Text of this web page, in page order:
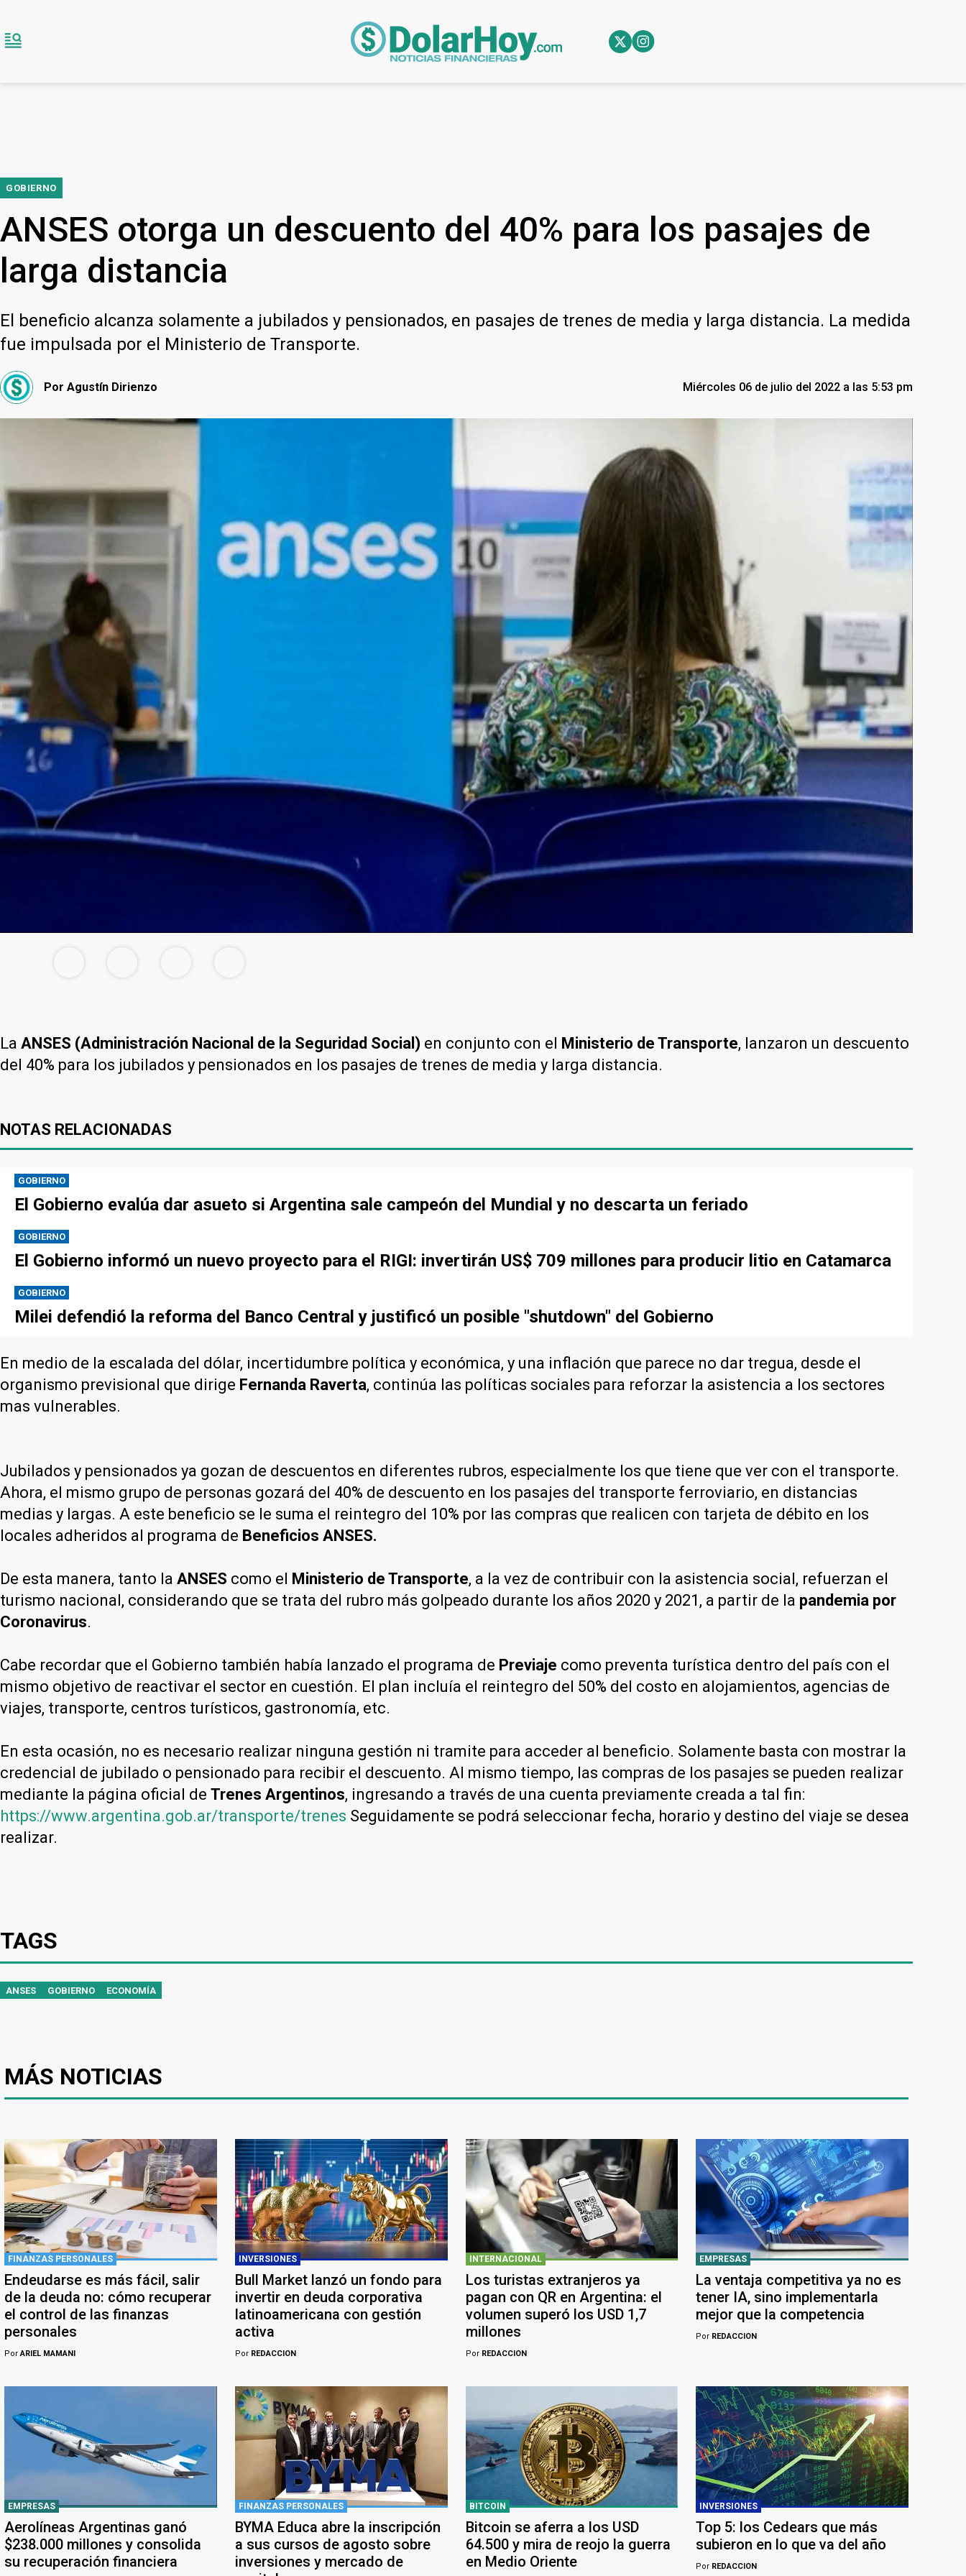
GOBIERNO
ANSES otorga un descuento del 40% para los pasajes de
larga distancia
El beneficio alcanza solamente a jubilados y pensionados, en pasajes de trenes de media y larga distancia. La medida
fue impulsada por el Ministerio de Transporte.
Por Agustín Dirienzo Miércoles 06 de julio del 2022 a las 5:53 pm
La ANSES (Administración Nacional de la Seguridad Social) en conjunto con el Ministerio de Transporte, lanzaron un descuento
del 40% para los jubilados y pensionados en los pasajes de trenes de media y larga distancia.
NOTAS RELACIONADAS
GOBIERNO
El Gobierno evalúa dar asueto si Argentina sale campeón del Mundial y no descarta un feriado
GOBIERNO
El Gobierno informó un nuevo proyecto para el RIGI: invertirán US$ 709 millones para producir litio en Catamarca
GOBIERNO
Milei defendió la reforma del Banco Central y justificó un posible "shutdown" del Gobierno
En medio de la escalada del dólar, incertidumbre política y económica, y una inflación que parece no dar tregua, desde el
organismo previsional que dirige Fernanda Raverta, continúa las políticas sociales para reforzar la asistencia a los sectores
mas vulnerables.
Jubilados y pensionados ya gozan de descuentos en diferentes rubros, especialmente los que tiene que ver con el transporte.
Ahora, el mismo grupo de personas gozará del 40% de descuento en los pasajes del transporte ferroviario, en distancias
medias y largas. A este beneficio se le suma el reintegro del 10% por las compras que realicen con tarjeta de débito en los
locales adheridos al programa de Beneficios ANSES.
De esta manera, tanto la ANSES como el Ministerio de Transporte, a la vez de contribuir con la asistencia social, refuerzan el
turismo nacional, considerando que se trata del rubro más golpeado durante los años 2020 y 2021, a partir de la pandemia por
Coronavirus.
Cabe recordar que el Gobierno también había lanzado el programa de Previaje como preventa turística dentro del país con el
mismo objetivo de reactivar el sector en cuestión. El plan incluía el reintegro del 50% del costo en alojamientos, agencias de
viajes, transporte, centros turísticos, gastronomía, etc.
En esta ocasión, no es necesario realizar ninguna gestión ni tramite para acceder al beneficio. Solamente basta con mostrar la
credencial de jubilado o pensionado para recibir el descuento. Al mismo tiempo, las compras de los pasajes se pueden realizar
mediante la página oficial de Trenes Argentinos, ingresando a través de una cuenta previamente creada a tal fin:
https://www.argentina.gob.ar/transporte/trenes Seguidamente se podrá seleccionar fecha, horario y destino del viaje se desea
realizar.
TAGS
ANSES GOBIERNO ECONOMÍA
MÁS NOTICIAS
FINANZAS PERSONALES
Endeudarse es más fácil, salir
de la deuda no: cómo recuperar
el control de las finanzas
personales
PorARIEL MAMANI
INVERSIONES
Bull Market lanzó un fondo para
invertir en deuda corporativa
latinoamericana con gestión
activa
PorREDACCION
INTERNACIONAL
Los turistas extranjeros ya
pagan con QR en Argentina: el
volumen superó los USD 1,7
millones
PorREDACCION
EMPRESAS
La ventaja competitiva ya no es
tener IA, sino implementarla
mejor que la competencia
Por REDACCION
EMPRESAS
Aerolíneas Argentinas ganó
$238.000 millones y consolida
su recuperación financiera
FINANZAS PERSONALES
BYMA Educa abre la inscripción
a sus cursos de agosto sobre
inversiones y mercado de
BITCOIN
Bitcoin se aferra a los USD
64.500 y mira de reojo la guerra
en Medio Oriente
INVERSIONES
Top 5: los Cedears que más
subieron en lo que va del año
Por REDACCION